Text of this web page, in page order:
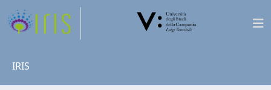
IRIS